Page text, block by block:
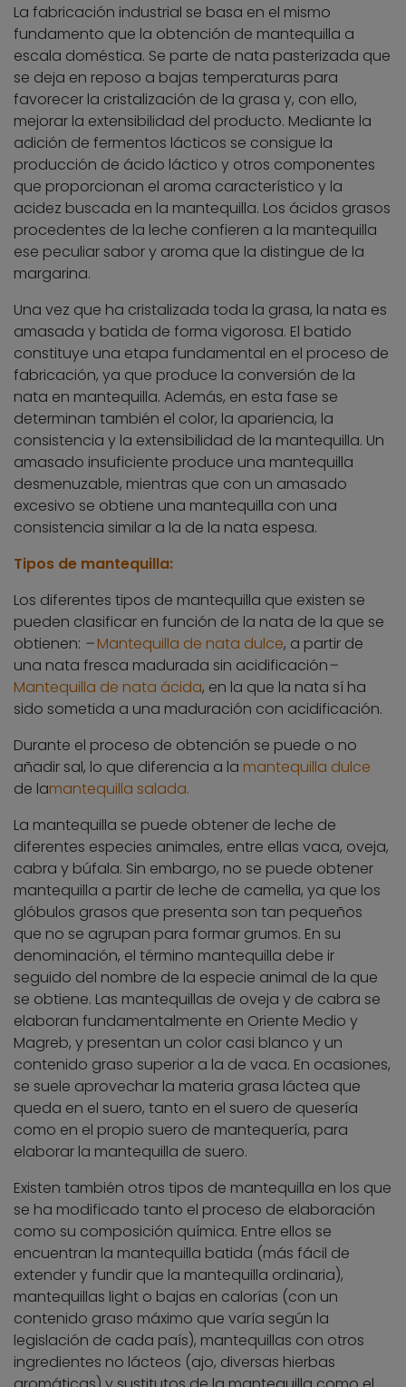
La fabricación industrial se basa en el mismo
fundamento que la obtención de mantequilla a
escala doméstica. Se parte de nata pasterizada que
se deja en reposo a bajas temperaturas para
favorecer la cristalización de la grasa y, con ello,
mejorar la extensibilidad del producto. Mediante la
adición de fermentos lácticos se consigue la
producción de ácido láctico y otros componentes
que proporcionan el aroma característico y la
acidez buscada en la mantequilla. Los ácidos grasos
procedentes de la leche confieren a la mantequilla
ese peculiar sabor y aroma que la distingue de la
margarina.
Una vez que ha cristalizada toda la grasa, la nata es
amasada y batida de forma vigorosa. El batido
constituye una etapa fundamental en el proceso de
fabricación, ya que produce la conversión de la
nata en mantequilla. Además, en esta fase se
determinan también el color, la apariencia, la
consistencia y la extensibilidad de la mantequilla. Un
amasado insuficiente produce una mantequilla
desmenuzable, mientras que con un amasado
excesivo se obtiene una mantequilla con una
consistencia similar a la de la nata espesa.
Tipos de mantequilla:
Los diferentes tipos de mantequilla que existen se
pueden clasificar en función de la nata de la que se
obtienen: –Mantequilla de nata dulce, a partir de
una nata fresca madurada sin acidificación–
Mantequilla de nata ácida, en la que la nata sí ha
sido sometida a una maduración con acidificación.
Durante el proceso de obtención se puede o no
añadir sal, lo que diferencia a la mantequilla dulce
de lamantequilla salada.
La mantequilla se puede obtener de leche de
diferentes especies animales, entre ellas vaca, oveja,
cabra y búfala. Sin embargo, no se puede obtener
mantequilla a partir de leche de camella, ya que los
glóbulos grasos que presenta son tan pequeños
que no se agrupan para formar grumos. En su
denominación, el término mantequilla debe ir
seguido del nombre de la especie animal de la que
se obtiene. Las mantequillas de oveja y de cabra se
elaboran fundamentalmente en Oriente Medio y
Magreb, y presentan un color casi blanco y un
contenido graso superior a la de vaca. En ocasiones,
se suele aprovechar la materia grasa láctea que
queda en el suero, tanto en el suero de quesería
como en el propio suero de mantequería, para
elaborar la mantequilla de suero.
Existen también otros tipos de mantequilla en los que
se ha modificado tanto el proceso de elaboración
como su composición química. Entre ellos se
encuentran la mantequilla batida (más fácil de
extender y fundir que la mantequilla ordinaria),
mantequillas light o bajas en calorías (con un
contenido graso máximo que varía según la
legislación de cada país), mantequillas con otros
ingredientes no lácteos (ajo, diversas hierbas